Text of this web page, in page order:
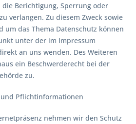
Berichtigung, Sperrung oder
verlangen. Zu diesem Zweck sowie
um das Thema Datenschutz können
unter der im Impressum
an uns wenden. Des Weiteren
ein Beschwerderecht bei der
zu.
Pflichtinformationen
nehmen wir den Schutz